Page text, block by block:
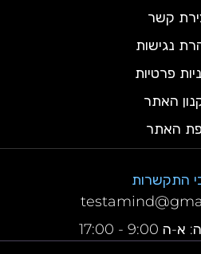
קשר
נגישות
פרטיות
האתר
האתר
התקשרות
- 17:00